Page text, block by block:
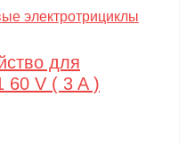
электротрициклы
для
60 V ( 3 A )